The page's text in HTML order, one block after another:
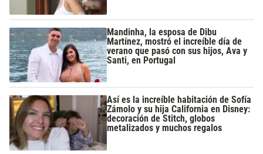
Mandinha, la esposa de Dibu
Martínez, mostró el increíble día de
verano que pasó con sus hijos, Ava y
Santi, en Portugal
Así es la increíble habitación de Sofía
Zámolo y su hija California en Disney:
decoración de Stitch, globos
metalizados y muchos regalos